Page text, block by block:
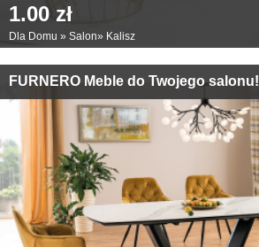
1.00 zł
Dla Domu » Salon» Kalisz
FURNERO Meble do Twojego salonu!